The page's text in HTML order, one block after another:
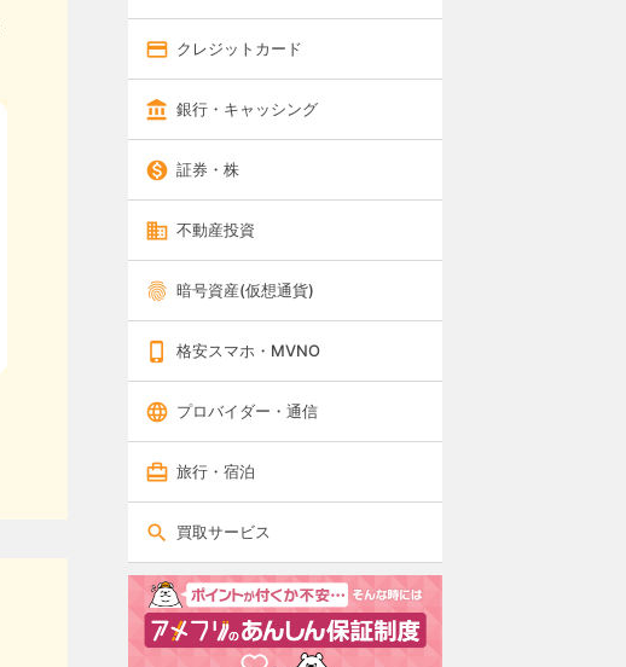
クレジットカード
銀行・キャッシング
証券・株
不動産投資
暗号資産(仮想通貨)
格安スマホ・MVNO
プロバイダー・通信
旅行・宿泊
買取サービス